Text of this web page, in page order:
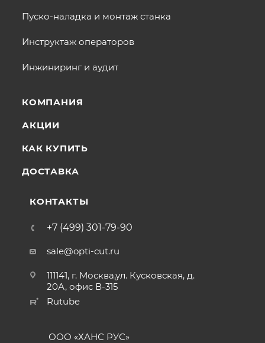
Пуско-наладка и монтаж станка
Инструктаж операторов
Инжиниринг и аудит
КОМПАНИЯ
АКЦИИ
КАК КУПИТЬ
ДОСТАВКА
КОНТАКТЫ
+7 (499) 301-79-90
sale@opti-cut.ru
111141, г. Москва,ул. Кусковская, д.
20А, офис В-315
Rutube
ООО «ХАНС РУС»